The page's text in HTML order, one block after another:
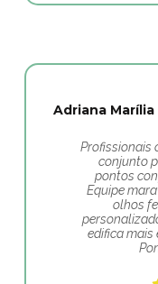
Adriana
Profissionais
conjunto
pontos
Equipe
olhos
edifica mais